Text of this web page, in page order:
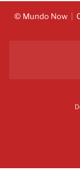
© Mundo Now